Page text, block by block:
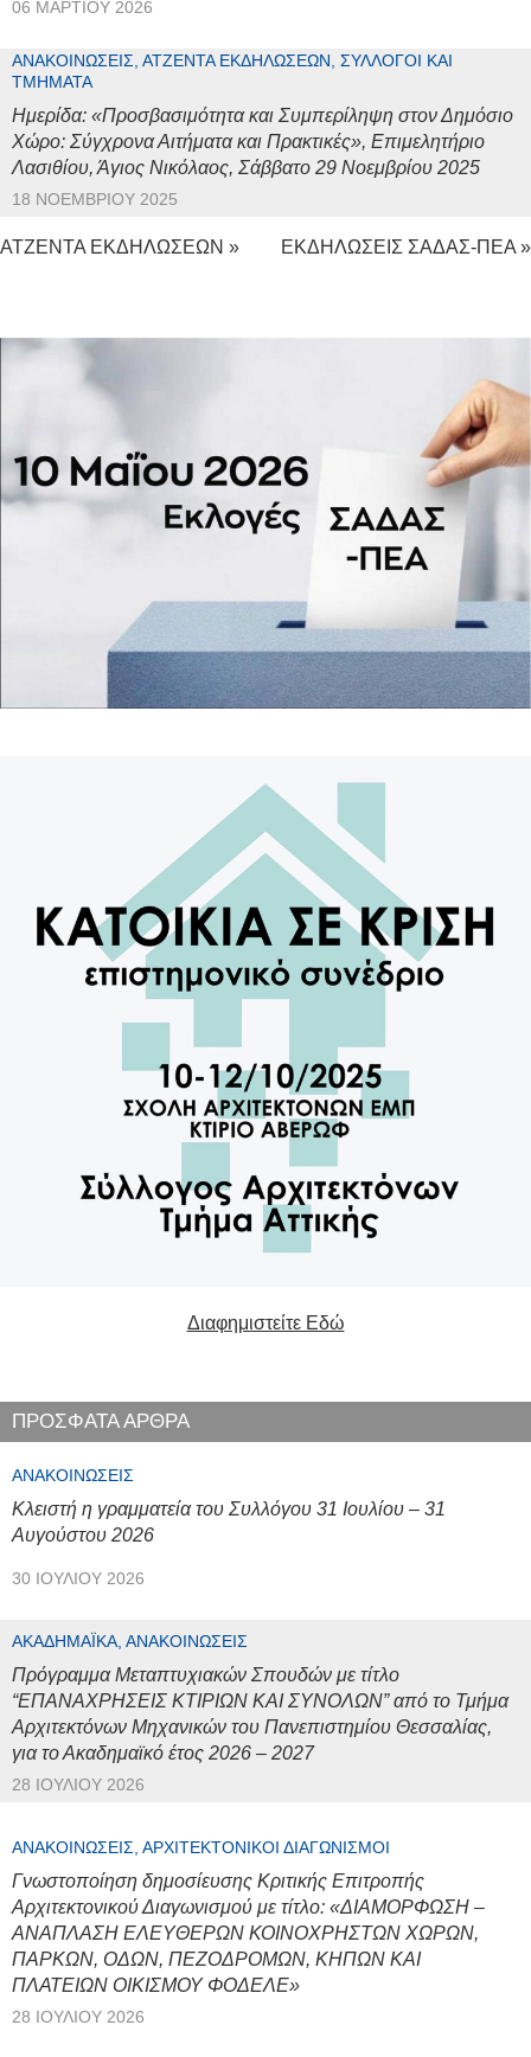
06 ΜΑΡΤΊΟΥ 2026
ΑΝΑΚΟΙΝΏΣΕΙΣ, ΑΤΖΈΝΤΑ ΕΚΔΗΛΏΣΕΩΝ, ΣΎΛΛΟΓΟΙ ΚΑΙ
ΤΜΉΜΑΤΑ
Ημερίδα: «Προσβασιμότητα και Συμπερίληψη στον Δημόσιο
Χώρο: Σύγχρονα Αιτήματα και Πρακτικές», Επιμελητήριο
Λασιθίου, Άγιος Νικόλαος, Σάββατο 29 Νοεμβρίου 2025
18 ΝΟΕΜΒΡΊΟΥ 2025
ΑΤΖΕΝΤΑ ΕΚΔΗΛΩΣΕΩΝ » ΕΚΔΗΛΩΣΕΙΣ ΣΑΔΑΣ-ΠΕΑ »
Διαφημιστείτε Εδώ
ΠΡΟΣΦΑΤΑ ΑΡΘΡΑ
ΑΝΑΚΟΙΝΏΣΕΙΣ
Κλειστή η γραμματεία του Συλλόγου 31 Ιουλίου – 31
Αυγούστου 2026
30 ΙΟΥΛΊΟΥ 2026
ΑΚΑΔΗΜΑΪΚΆ, ΑΝΑΚΟΙΝΏΣΕΙΣ
Πρόγραμμα Μεταπτυχιακών Σπουδών με τίτλο
“ΕΠΑΝΑΧΡΗΣΕΙΣ ΚΤΙΡΙΩΝ ΚΑΙ ΣΥΝΟΛΩΝ” από το Τμήμα
Αρχιτεκτόνων Μηχανικών του Πανεπιστημίου Θεσσαλίας,
για το Ακαδημαϊκό έτος 2026 – 2027
28 ΙΟΥΛΊΟΥ 2026
ΑΝΑΚΟΙΝΏΣΕΙΣ, ΑΡΧΙΤΕΚΤΟΝΙΚΟΊ ΔΙΑΓΩΝΙΣΜΟΊ
Γνωστοποίηση δημοσίευσης Κριτικής Επιτροπής
Αρχιτεκτονικού Διαγωνισμού με τίτλο: «ΔΙΑΜΟΡΦΩΣΗ –
ΑΝΑΠΛΑΣΗ ΕΛΕΥΘΕΡΩΝ ΚΟΙΝΟΧΡΗΣΤΩΝ ΧΩΡΩΝ,
ΠΑΡΚΩΝ, ΟΔΩΝ, ΠΕΖΟΔΡΟΜΩΝ, ΚΗΠΩΝ ΚΑΙ
ΠΛΑΤΕΙΩΝ ΟΙΚΙΣΜΟΥ ΦΟΔΕΛΕ»
28 ΙΟΥΛΊΟΥ 2026